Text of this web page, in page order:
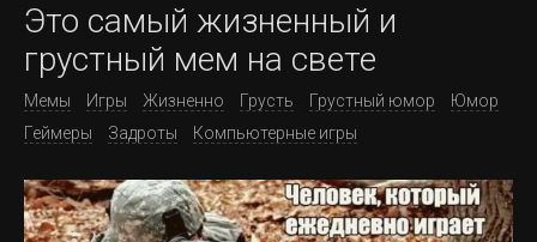
Это самый жизненный и
грустный мем на свете
Мемы Игры Жизненно Грусть Грустный юмор
Юмор
Геймеры
Задроты Компьютерные игры